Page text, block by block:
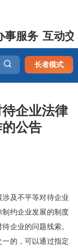
事服务 互动
长者模式
企业法律
公告
及不平等对待企业
约企业发展的制度
企业的问题线索。
的，可以通过指定